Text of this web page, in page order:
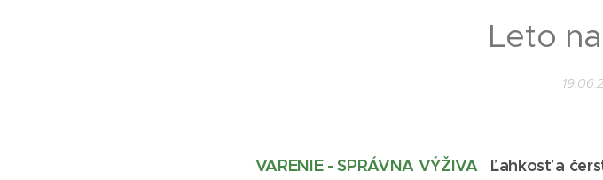
Leto
VARENIE - SPRÁVNA VÝŽIVA
Ľahkosť a